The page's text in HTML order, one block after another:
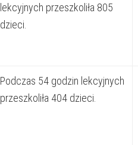
lekcyjnych przeszkoliła 805
dzieci.
Podczas 54 godzin lekcyjnych
przeszkoliła 404 dzieci.